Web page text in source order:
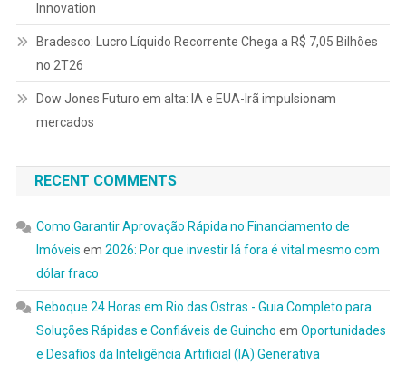
Innovation
Bradesco: Lucro Líquido Recorrente Chega a R$ 7,05 Bilhões
no 2T26
Dow Jones Futuro em alta: IA e EUA-Irã impulsionam
mercados
RECENT COMMENTS
Como Garantir Aprovação Rápida no Financiamento de
Imóveis em 2026: Por que investir lá fora é vital mesmo com
dólar fraco
Reboque 24 Horas em Rio das Ostras - Guia Completo para
Soluções Rápidas e Confiáveis de Guincho em Oportunidades
e Desafios da Inteligência Artificial (IA) Generativa